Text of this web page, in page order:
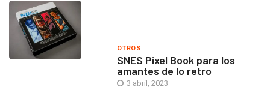
OTROS
SNES Pixel Book para los
amantes de lo retro
3 abril, 2023